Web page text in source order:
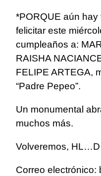
*PORQUE aún
felicitar este
cumpleaños a:
RAISHA
FELIPE ARTEGA,
“Padre Pepeo”.
Un monumental
muchos más.
Volveremos,
Correo electrónico: